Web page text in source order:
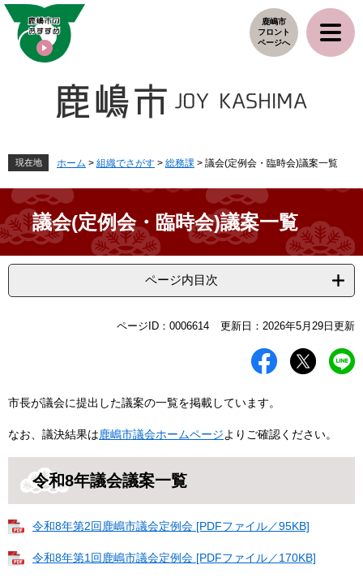
ペ
メ
鹿嶋市
フロント
ページへ
現在地 ホーム > 組織でさがす > 総務課 > 議会(定例会・臨時会)議案一覧
議会(定例会・臨時会)議案一覧
ページ内目次
ページID：0006614 更新日：2026年5月29日更新
市長が議会に提出した議案の一覧を掲載しています。
なお、議決結果は鹿嶋市議会ホームページよりご確認ください。
令和8年議会議案一覧
令和8年第2回鹿嶋市議会定例会 [PDFファイル／95KB]
令和8年第1回鹿嶋市議会定例会 [PDFファイル／170KB]